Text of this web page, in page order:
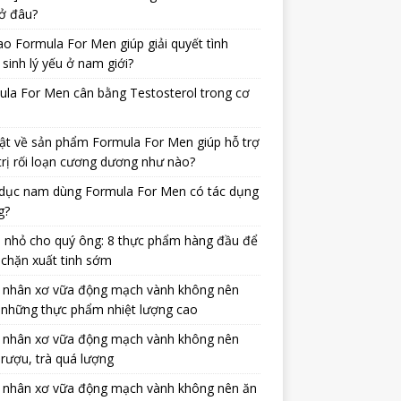
đâu?
Formula For Men giúp giải quyết tình
lý yếu ở nam giới?
For Men cân bằng Testosterol trong cơ
về sản phẩm Formula For Men giúp hỗ trợ
rối loạn cương dương như nào?
nam dùng Formula For Men có tác dụng
nhỏ cho quý ông: 8 thực phẩm hàng đầu để
xuất tinh sớm
xơ vữa động mạch vành không nên
thực phẩm nhiệt lượng cao
xơ vữa động mạch vành không nên
trà quá lượng
xơ vữa động mạch vành không nên ăn